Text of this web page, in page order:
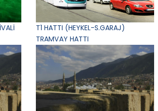
T1 HATTI (HEYKEL-S.GARAJ)
TRAMVAY HATTI